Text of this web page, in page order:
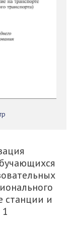
станции и